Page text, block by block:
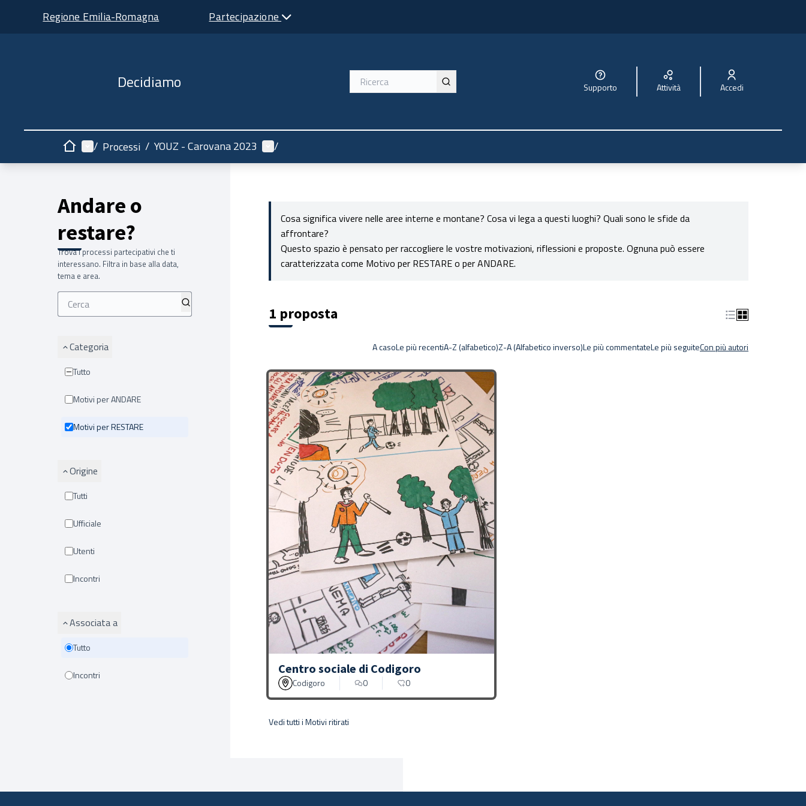
Regione Emilia-Romagna Partecipazione
Decidiamo Supporto Attività Accedi
HomeMenù principale
/ Processi / YOUZ - Carovana 2023 Menù utente
/
Andare o
restare?
Trova i processi partecipativi che ti
interessano. Filtra in base alla data,
tema e area.
Categoria
Tutto
Motivi per ANDARE
Motivi per RESTARE
Origine
Tutti
Ufficiale
Utenti
Incontri
Associata a
Tutto
Incontri
Cosa significa vivere nelle aree interne e montane? Cosa vi lega a questi luoghi? Quali sono le sfide da
affrontare?
Questo spazio è pensato per raccogliere le vostre motivazioni, riflessioni e proposte. Ognuna può essere
caratterizzata come Motivo per RESTARE o per ANDARE.
1 proposta
A casoLe più recentiA-Z (alfabetico)Z-A (Alfabetico inverso)Le più commentateLe più seguiteCon più autori
Centro sociale di Codigoro
Codigoro 0 0
Vedi tutti i Motivi ritirati